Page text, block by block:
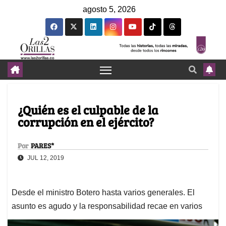
agosto 5, 2026
¿Quién es el culpable de la
corrupción en el ejército?
Por PARES*
JUL 12, 2019
Desde el ministro Botero hasta varios generales. El
asunto es agudo y la responsabilidad recae en varios